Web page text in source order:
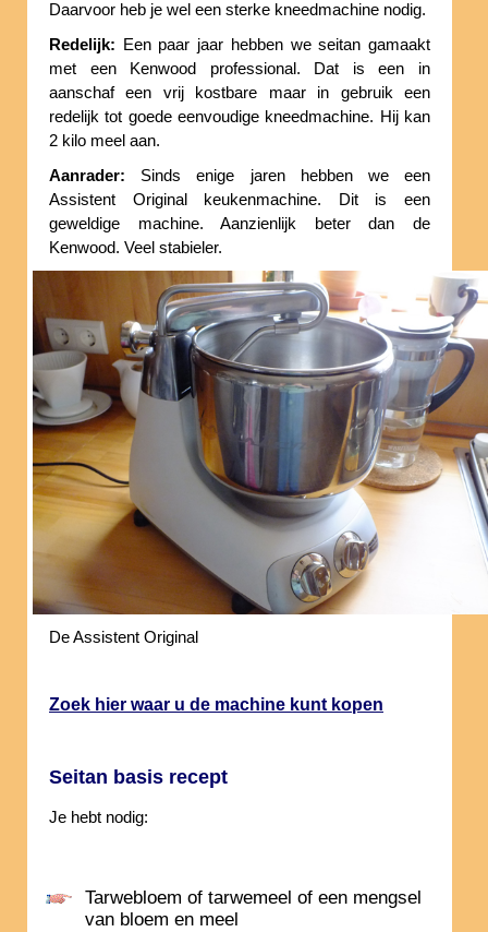
Daarvoor heb je wel een sterke kneedmachine nodig.
Redelijk: Een paar jaar hebben we seitan gamaakt
met een Kenwood professional. Dat is een in
aanschaf een vrij kostbare maar in gebruik een
redelijk tot goede eenvoudige kneedmachine. Hij kan
2 kilo meel aan.
Aanrader: Sinds enige jaren hebben we een
Assistent Original keukenmachine. Dit is een
geweldige machine. Aanzienlijk beter dan de
Kenwood. Veel stabieler.
De Assistent Original
Zoek hier waar u de machine kunt kopen
Seitan basis recept
Je hebt nodig:
Tarwebloem of tarwemeel of een mengsel
van bloem en meel